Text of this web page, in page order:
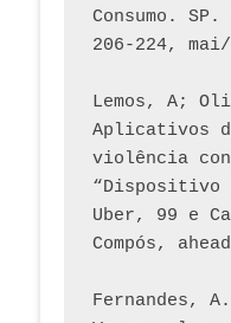
Consumo.
206-224,
Lemos, A;
Aplicativos
violência
“Dispositivo
Uber, 99 e
Compós,
Fernandes,